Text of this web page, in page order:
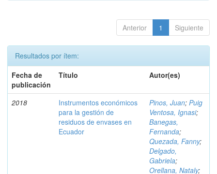
Anterior 1 Siguiente
Resultados por ítem:
Fecha de
publicación
Título Autor(es)
2018
Instrumentos económicos
para la gestión de
residuos de envases en
Ecuador
Pinos, Juan; Puig
Ventosa, Ignasi;
Banegas,
Fernanda;
Quezada, Fanny;
Delgado,
Gabriela;
Orellana, Nataly;